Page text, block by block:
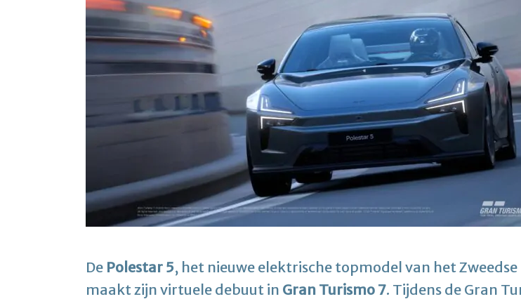
De Polestar 5, het nieuwe elektrische topmodel van het
maakt zijn virtuele debuut in Gran Turismo 7. Tijdens de Gran